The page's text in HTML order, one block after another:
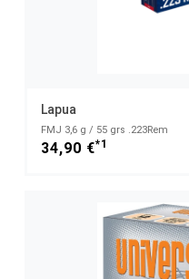
Lapua
FMJ 3,6 g / 55 grs .223Rem
34,90 €*1